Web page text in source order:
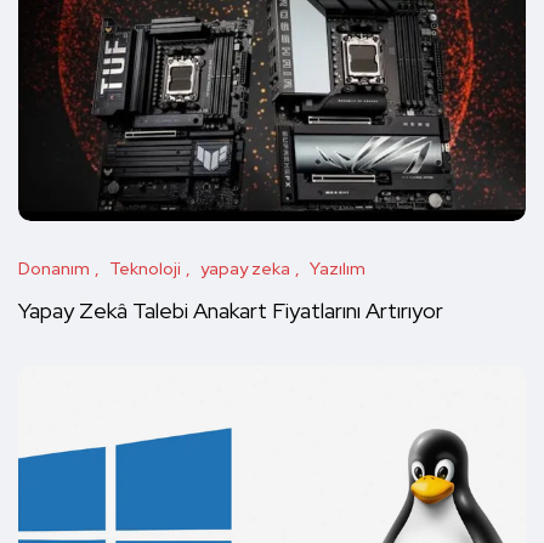
Donanım Teknoloji yapay zeka Yazılım
Yapay Zekâ Talebi Anakart Fiyatlarını Artırıyor